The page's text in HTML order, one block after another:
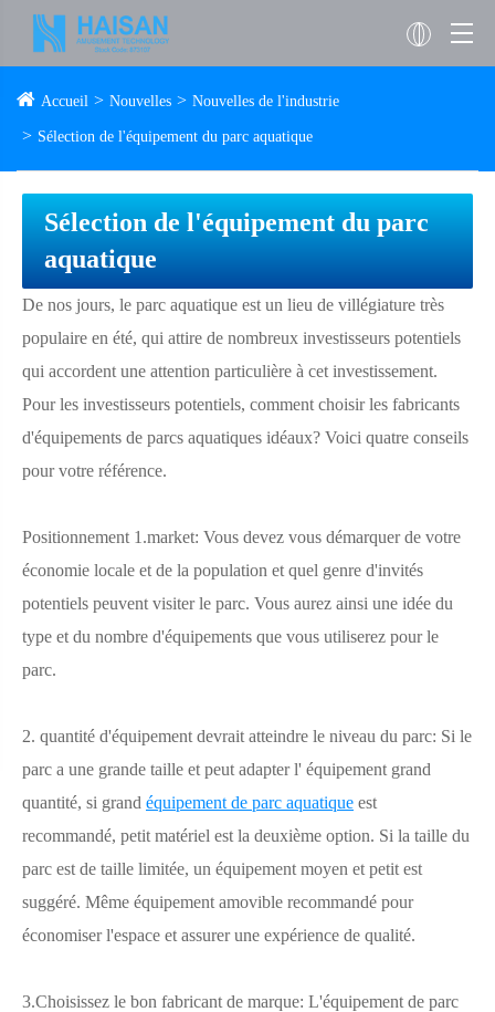
Accueil Nouvelles Nouvelles de l'industrie
Sélection de l'équipement du parc aquatique
Sélection de l'équipement du parc
aquatique
De nos jours, le parc aquatique est un lieu de villégiature très
populaire en été, qui attire de nombreux investisseurs potentiels
qui accordent une attention particulière à cet investissement.
Pour les investisseurs potentiels, comment choisir les fabricants
d'équipements de parcs aquatiques idéaux? Voici quatre conseils
pour votre référence.
Positionnement 1.market: Vous devez vous démarquer de votre
économie locale et de la population et quel genre d'invités
potentiels peuvent visiter le parc. Vous aurez ainsi une idée du
type et du nombre d'équipements que vous utiliserez pour le
parc.
2. quantité d'équipement devrait atteindre le niveau du parc: Si le
parc a une grande taille et peut adapter l' équipement grand
quantité, si grand équipement de parc aquatique est
recommandé, petit matériel est la deuxième option. Si la taille du
parc est de taille limitée, un équipement moyen et petit est
suggéré. Même équipement amovible recommandé pour
économiser l'espace et assurer une expérience de qualité.
3.Choisissez le bon fabricant de marque: L'équipement de parc